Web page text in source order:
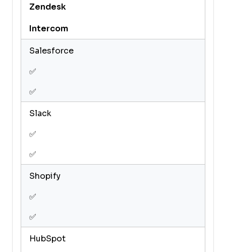
Zendesk
Intercom
Salesforce
✅
✅
Slack
✅
✅
Shopify
✅
✅
HubSpot